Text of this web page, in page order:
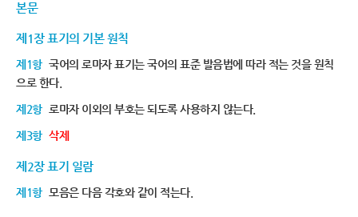
본문
제1장 표기의 기본 원칙
제1항 국어의 로마자 표기는 국어의 표준 발음법에 따라 적는 것을 원칙
으로 한다.
제2항 로마자 이외의 부호는 되도록 사용하지 않는다.
제3항 삭제
제2장 표기 일람
제1항 모음은 다음 각호와 같이 적는다.